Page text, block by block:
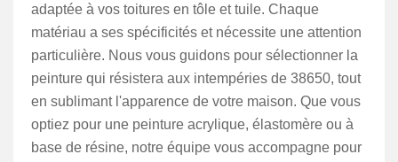
adaptée à vos toitures en tôle et tuile. Chaque
matériau a ses spécificités et nécessite une attention
particulière. Nous vous guidons pour sélectionner la
peinture qui résistera aux intempéries de 38650, tout
en sublimant l'apparence de votre maison. Que vous
optiez pour une peinture acrylique, élastomère ou à
base de résine, notre équipe vous accompagne pour